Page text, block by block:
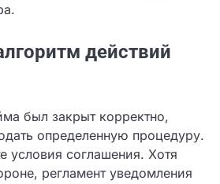
дату проценты, после чего
действий
был закрыт корректно,
определенную